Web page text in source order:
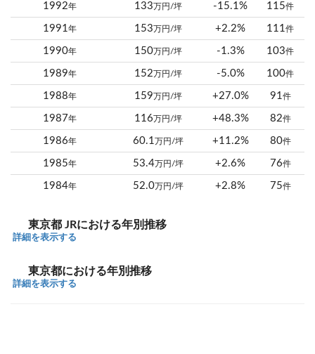
1992年 133万円/坪 -15.1% 115件
1991年 153万円/坪 +2.2% 111件
1990年 150万円/坪 -1.3% 103件
1989年 152万円/坪 -5.0% 100件
1988年 159万円/坪 +27.0% 91件
1987年 116万円/坪 +48.3% 82件
1986年 60.1万円/坪 +11.2% 80件
1985年 53.4万円/坪 +2.6% 76件
1984年 52.0万円/坪 +2.8% 75件
東京都 JRにおける年別推移
詳細を表示する
東京都における年別推移
詳細を表示する